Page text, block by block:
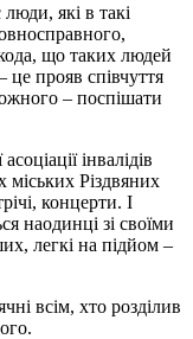
які в такі
що таких людей
це прояв співчуття
– поспішати
інвалідів
міських Різдвяних
концерти. І
наодинці зі своїми
легкі на підйом –
всім, хто розділив